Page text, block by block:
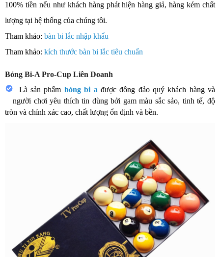
100% tiền nếu như khách hàng phát hiện hàng giả, hàng kém chất
lượng tại hệ thống của chúng tôi.
Tham khảo: bàn bi lắc nhập khẩu
Tham khảo: kích thước bàn bi lắc tiêu chuẩn
Bóng Bi-A Pro-Cup Liên Doanh
Là sản phẩm bóng bi a được đông đảo quý khách hàng và
người chơi yêu thích tin dùng bởi gam màu sắc sảo, tinh tế, độ
tròn và chính xác cao, chất lượng ổn định và bền.